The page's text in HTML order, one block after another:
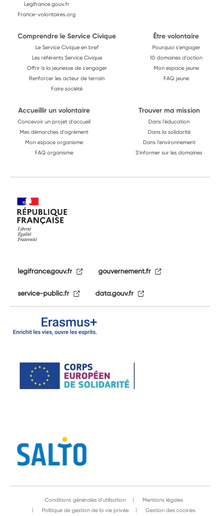
Legifrance.gouv.fr
France-volontaires.org
Comprendre le Service Civique
Le Service Civique en bref
Les référents Service Civique
Offrir à la jeunesse de s'engager
Renforcer les acteur de terrain
Faire société
Être volontaire
Pourquoi s'engager
10 domaines d'action
Mon espace jeune
FAQ jeune
Accueillir un volontaire
Concevoir un projet d'accueil
Mes démarches d'agrément
Mon espace organisme
FAQ organisme
Trouver ma mission
Dans l'éducation
Dans la solidarité
Dans l'environnement
S'informer sur les domaines
legifrance.gouv.fr gouvernement.fr
service-public.fr data.gouv.fr
Conditions générales d'utilisation
Mentions légales
Politique de gestion de la vie privée
Gestion des cookies